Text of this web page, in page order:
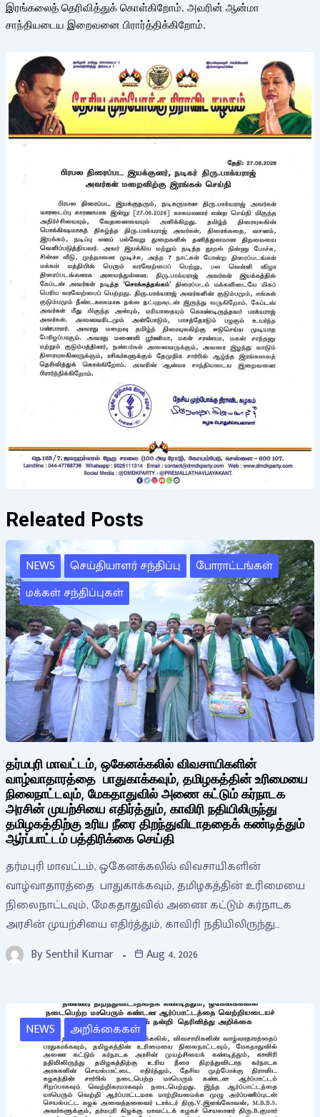
இரங்கலைத் தெரிவித்துக் கொள்கிறோம். அவரின் ஆன்மா
சாந்தியடைய இறைவனை பிரார்த்திக்கிறோம்.
Releated Posts
NEWS செய்தியாளர் சந்திப்பு
போராட்டங்கள்
மக்கள் சந்திப்புகள்
தர்மபுரி மாவட்டம், ஒகேனக்கலில் விவசாயிகளின்
வாழ்வாதாரத்தை பாதுகாக்கவும், தமிழகத்தின் உரிமையை
நிலைநாட்டவும், மேகதாதுவில் அணை கட்டும் கர்நாடக
அரசின் முயற்சியை எதிர்த்தும், காவிரி நதியிலிருந்து
தமிழகத்திற்கு உரிய நீரை திறந்துவிடாததைக் கண்டித்தும்
ஆர்ப்பாட்டம் பத்திரிக்கை செய்தி
தர்மபுரி மாவட்டம், ஒகேனக்கலில் விவசாயிகளின்
வாழ்வாதாரத்தை பாதுகாக்கவும், தமிழகத்தின் உரிமையை
நிலைநாட்டவும், மேகதாதுவில் அணை கட்டும் கர்நாடக
அரசின் முயற்சியை எதிர்த்தும், காவிரி நதியிலிருந்து…
BySenthil Kumar Aug 4, 2026
NEWS அறிக்கைகள்